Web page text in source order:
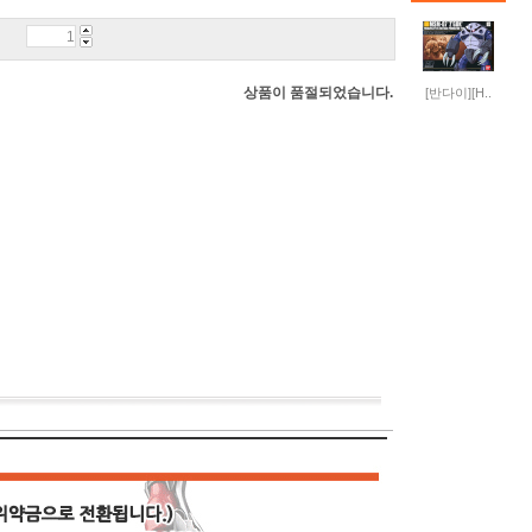
[반다이][H..
상품이 품절되었습니다.